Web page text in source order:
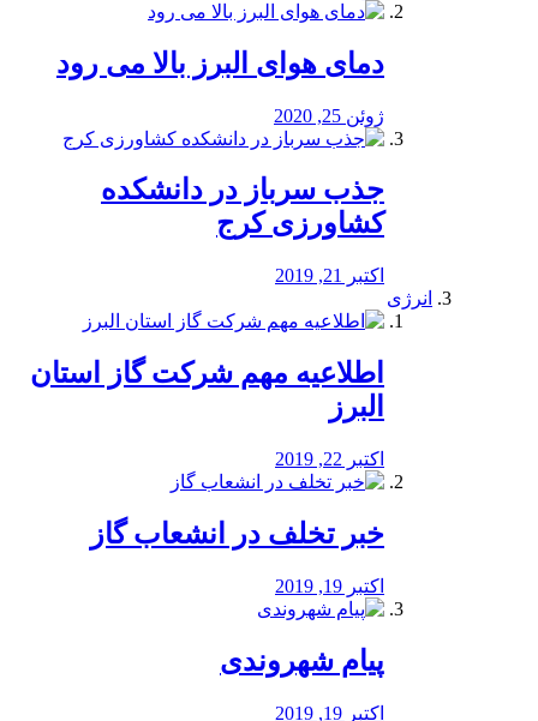
دمای هوای البرز بالا می رود
ژوئن 25, 2020
جذب سرباز در دانشکده
کشاورزی کرج
اکتبر 21, 2019
انرژی
️اطلاعیه مهم شرکت گاز استان
البرز
اکتبر 22, 2019
خبر تخلف در انشعاب گاز
اکتبر 19, 2019
پیام شهروندی
اکتبر 19, 2019